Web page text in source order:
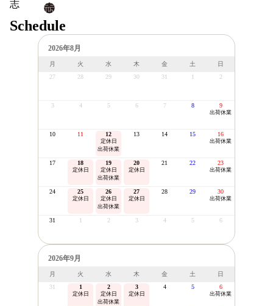
志
Schedule
2026年8月
月 火 水 木 金 土
日
27
28 29 30 31 1 2
3 4 5 6 7 8 9
出荷休業
10 11 12
定休日
出荷休業
13 14 15 16
出荷休業
17 18
定休日
19
定休日
出荷休業
20
定休日
21 22 23
出荷休業
24 25
定休日
26
定休日
出荷休業
27
定休日
28 29 30
出荷休業
31 1 2 3 4 5 6
2026年9月
月 火 水 木 金 土
日
31
1
定休日
2
定休日
出荷休業
3
定休日
4 5 6
出荷休業